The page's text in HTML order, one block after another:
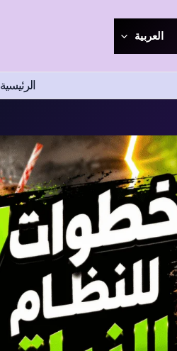
العربية
الرئيسية